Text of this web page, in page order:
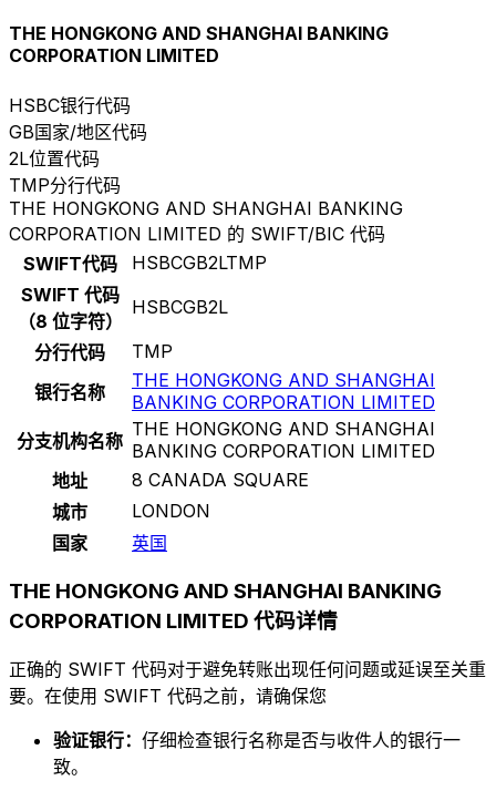
THE HONGKONG AND SHANGHAI BANKING
CORPORATION LIMITED
HSBC银行代码
GB国家/地区代码
2L位置代码
TMP分行代码
THE HONGKONG AND SHANGHAI BANKING
CORPORATION LIMITED 的 SWIFT/BIC 代码
SWIFT代码
HSBCGB2LTMP
SWIFT 代码
（8 位字符）
HSBCGB2L
分行代码
TMP
银行名称
THE HONGKONG AND SHANGHAI
BANKING CORPORATION LIMITED
分支机构名称
THE HONGKONG AND SHANGHAI
BANKING CORPORATION LIMITED
地址
8 CANADA SQUARE
城市
LONDON
国家
英国
THE HONGKONG AND SHANGHAI BANKING
CORPORATION LIMITED 代码详情
正确的 SWIFT 代码对于避免转账出现任何问题或延误至关重
要。在使用 SWIFT 代码之前，请确保您
验证银行： 仔细检查银行名称是否与收件人的银行一
致。